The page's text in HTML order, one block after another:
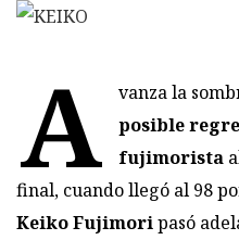
A vanza la
posible
fujimorista
final, cuando llegó al 98
Keiko Fujimoripasó